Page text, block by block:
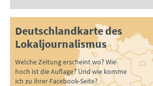
Deutschlandkarte des
Lokaljournalismus
Welche Zeitung erscheint wo? Wie
hoch ist die Auflage? Und wie komme
ich zu ihrer Facebook-Seite?